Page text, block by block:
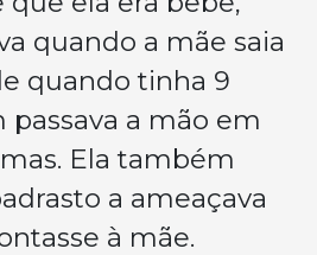
quando a mãe saia
quando tinha 9
passava a mão em
Ela também
a ameaçava
à mãe.